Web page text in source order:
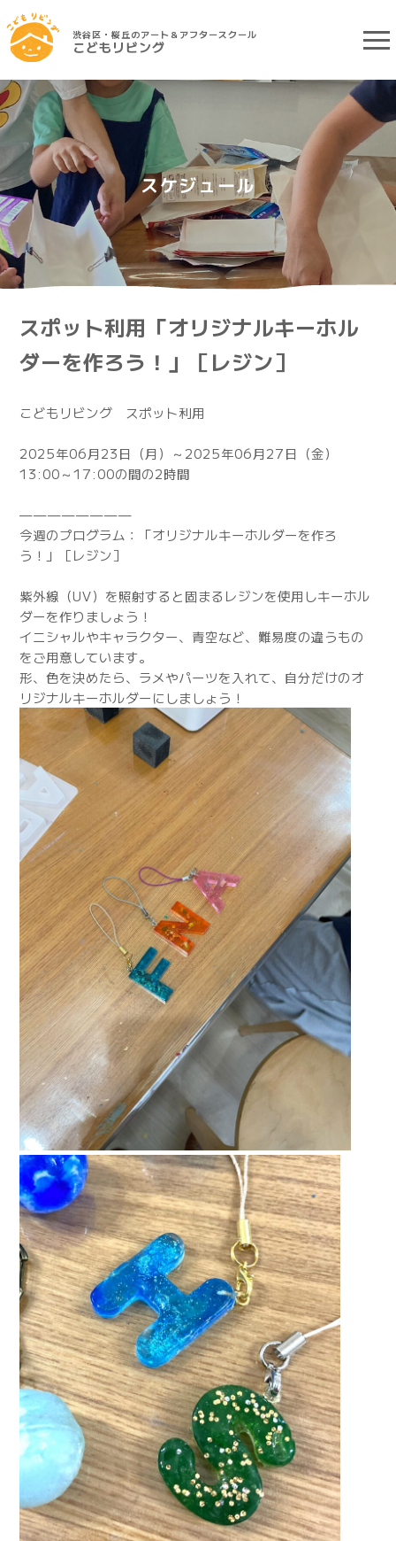
渋谷区・桜丘のアート＆アフタースクール
こどもリビング
スケジュール
スポット利用「オリジナルキーホル
ダーを作ろう！」［レジン］
こどもリビング スポット利用
2025年06月23日（月）～2025年06月27日（金）
13:00～17:00の間の2時間
————————
今週のプログラム：「オリジナルキーホルダーを作ろ
う！」［レジン］
紫外線（UV）を照射すると固まるレジンを使用しキーホル
ダーを作りましょう！
イニシャルやキャラクター、青空など、難易度の違うもの
をご用意しています。
形、色を決めたら、ラメやパーツを入れて、自分だけのオ
リジナルキーホルダーにしましょう！